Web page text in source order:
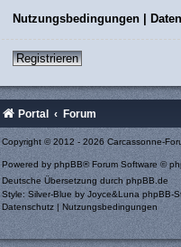
Nutzungsbedingungen|
Registrieren
Portal Forum
Copyright © 2012 - 2026 Carcassonne-
Powered by phpBB® Forum Software ©
Deutsche Übersetzung durchphpBB.de
Style: Silver-Blue by Joyce&Luna phpBB-
Datenschutz | Nutzungsbedingungen